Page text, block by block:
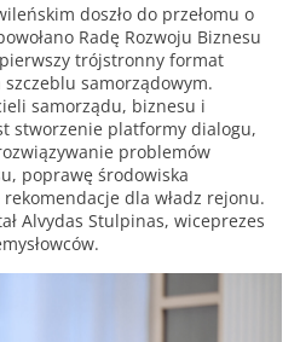
doszło do przełomu o
Radę Rozwoju Biznesu
trójstronny format
samorządowym.
samorządu, biznesu i
stworzenie platformy dialogu,
problemów
poprawę środowiska
dla władz rejonu.
Alvydas Stulpinas, wiceprezes